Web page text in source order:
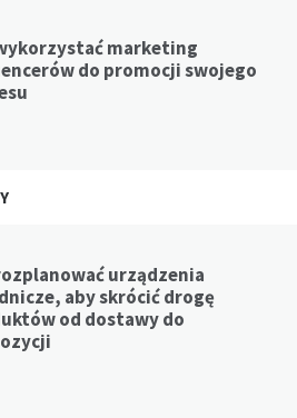
marketing
do promocji swojego
urządzenia
aby skrócić drogę
od dostawy do